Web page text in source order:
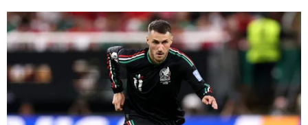
Giménez alista su llegada al FC Porto: solo
falta este requisito